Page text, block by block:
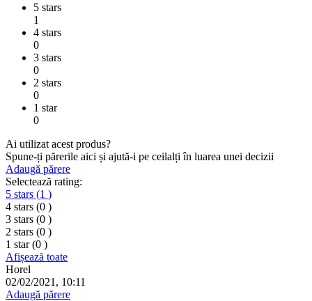
5 stars
1
4 stars
0
3 stars
0
2 stars
0
1 star
0
Ai utilizat acest produs?
Spune-ți părerile aici și ajută-i pe ceilalți în luarea unei decizii
Adaugă părere
Selectează rating:
5 stars (1 )
4 stars (0 )
3 stars (0 )
2 stars (0 )
1 star (0 )
Afișează toate
Horel
02/02/2021, 10:11
Adaugă părere